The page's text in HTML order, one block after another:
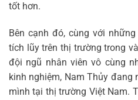
tốt hơn.
Bên cạnh đó, cùng với
tích lũy trên thị trường trong
đội ngũ nhân viên vô cùng
kinh nghiệm, Nam Thủy
mình tại thị trường Việt Nam.